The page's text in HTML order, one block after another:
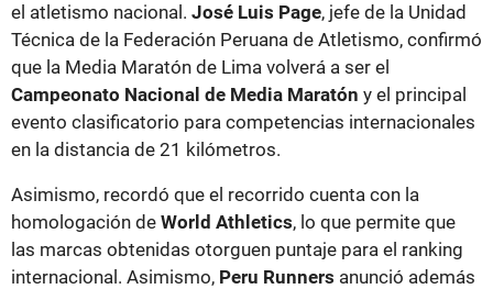
el atletismo nacional. José Luis Page, jefe de la Unidad
Técnica de la Federación Peruana de Atletismo, confirmó
que la Media Maratón de Lima volverá a ser el
Campeonato Nacional de Media Maratón y el principal
evento clasificatorio para competencias internacionales
en la distancia de 21 kilómetros.
Asimismo, recordó que el recorrido cuenta con la
homologación de World Athletics, lo que permite que
las marcas obtenidas otorguen puntaje para el ranking
internacional. Asimismo, Peru Runners anunció además